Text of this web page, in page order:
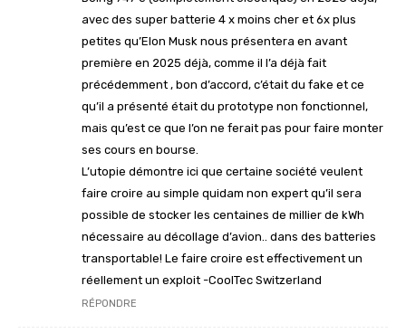
avec des super batterie 4 x moins cher et 6x plus
petites qu’Elon Musk nous présentera en avant
première en 2025 déjà, comme il l’a déjà fait
précédemment , bon d’accord, c’était du fake et ce
qu’il a présenté était du prototype non fonctionnel,
mais qu’est ce que l’on ne ferait pas pour faire monter
ses cours en bourse.
L’utopie démontre ici que certaine société veulent
faire croire au simple quidam non expert qu’il sera
possible de stocker les centaines de millier de kWh
nécessaire au décollage d’avion.. dans des batteries
transportable! Le faire croire est effectivement un
réellement un exploit -CoolTec Switzerland
RÉPONDRE